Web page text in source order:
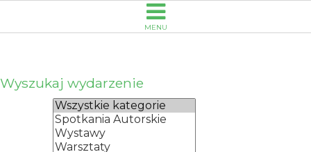
MENU
Wyszukaj wydarzenie